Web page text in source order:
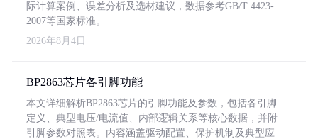
际计算案例、误差分析及选材建议，数据参考GB/T 4423-
2007等国家标准。
2026年8月4日
BP2863芯片各引脚功能
本文详细解析BP2863芯片的引脚功能及参数，包括各引脚
定义、典型电压/电流值、内部逻辑关系等核心数据，并附
引脚参数对照表。内容涵盖驱动配置、保护机制及典型应